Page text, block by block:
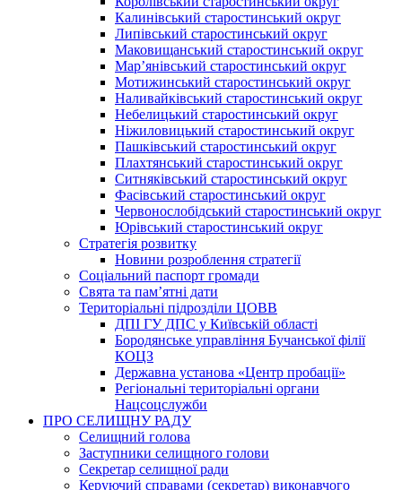
Калинівський старостинський округ
Липівський старостинський округ
Маковищанський старостинський округ
Мар’янівський старостинський округ
Мотижинський старостинський округ
Наливайківський старостинський округ
Небелицький старостинський округ
Ніжиловицький старостинський округ
Пашківський старостинський округ
Плахтянський старостинський округ
Ситняківський старостинський округ
Фасівський старостинський округ
Червонослобідський старостинський округ
Юрівський старостинський округ
Стратегія розвитку
Новини розроблення стратегії
Соціальний паспорт громади
Свята та пам’ятні дати
Територіальні підрозділи ЦОВВ
ДПІ ГУ ДПС у Київській області
Бородянське управління Бучанської філії
КОЦЗ
Державна установа «Центр пробації»
Регіональні територіальні органи
Нацсоцслужби
ПРО СЕЛИЩНУ РАДУ
Селищний голова
Заступники селищного голови
Секретар селищної ради
Керуючий справами (секретар) виконавчого